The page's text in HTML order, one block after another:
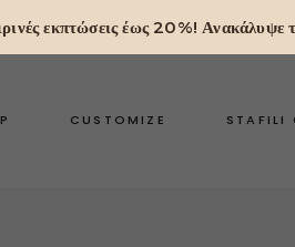
CUSTOMIZE STAFILI
εκπτώσεις έως 20%!